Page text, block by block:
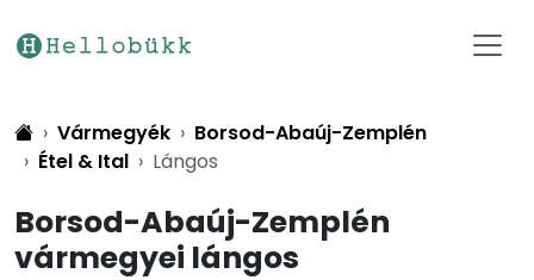
Vármegyék
Borsod-Abaúj-Zemplén
Étel & Ital
Lángos
Borsod-Abaúj-Zemplén
vármegyei lángos